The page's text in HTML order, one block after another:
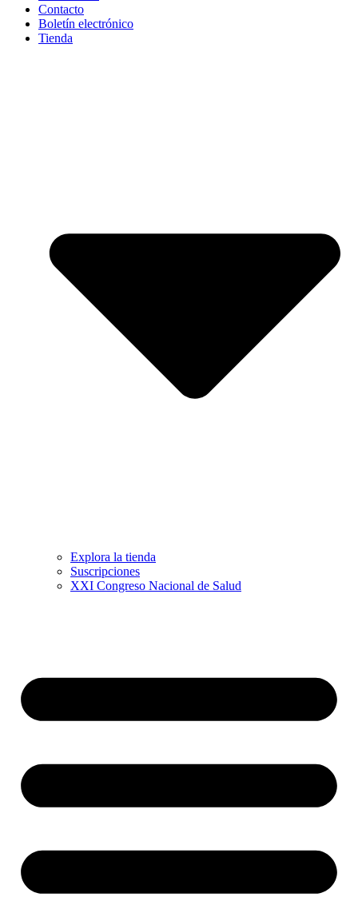
Contacto
Boletín electrónico
Tienda
Explora la tienda
Suscripciones
XXI Congreso Nacional de Salud